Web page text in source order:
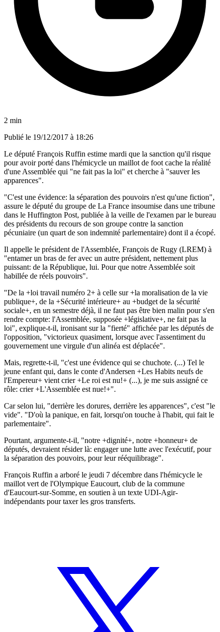
2 min
Publié le 19/12/2017 à 18:26
Le député François Ruffin estime mardi que la sanction qu'il risque
pour avoir porté dans l'hémicycle un maillot de foot cache la réalité
d'une Assemblée qui "ne fait pas la loi" et cherche à "sauver les
apparences".
"C'est une évidence: la séparation des pouvoirs n'est qu'une fiction",
assure le député du groupe de La France insoumise dans une tribune
dans le Huffington Post, publiée à la veille de l'examen par le bureau
des présidents du recours de son groupe contre la sanction
pécuniaire (un quart de son indemnité parlementaire) dont il a écopé.
Il appelle le président de l'Assemblée, François de Rugy (LREM) à
"entamer un bras de fer avec un autre président, nettement plus
puissant: de la République, lui. Pour que notre Assemblée soit
habillée de réels pouvoirs".
"De la +loi travail numéro 2+ à celle sur +la moralisation de la vie
publique+, de la +Sécurité intérieure+ au +budget de la sécurité
sociale+, en un semestre déjà, il ne faut pas être bien malin pour s'en
rendre compte: l'Assemblée, supposée +législative+, ne fait pas la
loi", explique-t-il, ironisant sur la "fierté" affichée par les députés de
l'opposition, "victorieux quasiment, lorsque avec l'assentiment du
gouvernement une virgule d'un alinéa est déplacée".
Mais, regrette-t-il, "c'est une évidence qui se chuchote. (...) Tel le
jeune enfant qui, dans le conte d'Andersen +Les Habits neufs de
l'Empereur+ vient crier +Le roi est nu!+ (...), je me suis assigné ce
rôle: crier +L'Assemblée est nue!+".
Car selon lui, "derrière les dorures, derrière les apparences", c'est "le
vide". "D'où la panique, en fait, lorsqu'on touche à l'habit, qui fait le
parlementaire".
Pourtant, argumente-t-il, "notre +dignité+, notre +honneur+ de
députés, devraient résider là: engager une lutte avec l'exécutif, pour
la séparation des pouvoirs, pour leur rééquilibrage".
François Ruffin a arboré le jeudi 7 décembre dans l'hémicycle le
maillot vert de l'Olympique Eaucourt, club de la commune
d'Eaucourt-sur-Somme, en soutien à un texte UDI-Agir-
indépendants pour taxer les gros transferts.